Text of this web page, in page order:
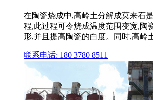
在陶瓷烧成中,高岭土分解成莫来石
程,此过程可令烧成温度范围变宽,陶
形,并且提高陶瓷的白度。同时,高岭
联系电话: 180 3780 8511